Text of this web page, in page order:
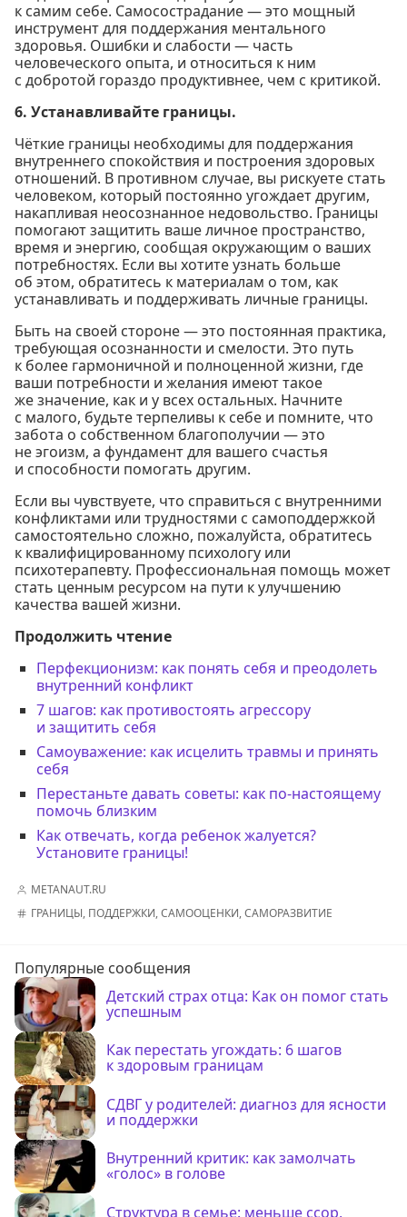
к самим себе. Самосострадание — это мощный
инструмент для поддержания ментального
здоровья. Ошибки и слабости — часть
человеческого опыта, и относиться к ним
с добротой гораздо продуктивнее, чем с критикой.
6. Устанавливайте границы.
Чёткие границы необходимы для поддержания
внутреннего спокойствия и построения здоровых
отношений. В противном случае, вы рискуете стать
человеком, который постоянно угождает другим,
накапливая неосознанное недовольство. Границы
помогают защитить ваше личное пространство,
время и энергию, сообщая окружающим о ваших
потребностях. Если вы хотите узнать больше
об этом, обратитесь к материалам о том, как
устанавливать и поддерживать личные границы.
Быть на своей стороне — это постоянная практика,
требующая осознанности и смелости. Это путь
к более гармоничной и полноценной жизни, где
ваши потребности и желания имеют такое
же значение, как и у всех остальных. Начните
с малого, будьте терпеливы к себе и помните, что
забота о собственном благополучии — это
не эгоизм, а фундамент для вашего счастья
и способности помогать другим.
Если вы чувствуете, что справиться с внутренними
конфликтами или трудностями с самоподдержкой
самостоятельно сложно, пожалуйста, обратитесь
к квалифицированному психологу или
психотерапевту. Профессиональная помощь может
стать ценным ресурсом на пути к улучшению
качества вашей жизни.
Продолжить чтение
Перфекционизм: как понять себя и преодолеть
внутренний конфликт
7 шагов: как противостоять агрессору
и защитить себя
Самоуважение: как исцелить травмы и принять
себя
Перестаньте давать советы: как по-настоящему
помочь близким
Как отвечать, когда ребенок жалуется?
Установите границы!
METANAUT.RU
ГРАНИЦЫ, ПОДДЕРЖКИ,САМООЦЕНКИ,САМОРАЗВИТИЕ
Популярные сообщения
Детский страх отца: Как он помог стать
успешным
Как перестать угождать: 6 шагов
к здоровым границам
СДВГ у родителей: диагноз для ясности
и поддержки
Внутренний критик: как замолчать
«голос» в голове
Структура в семье: меньше ссор,